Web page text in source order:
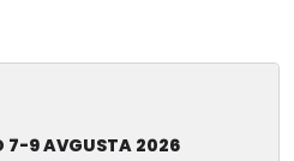
7-9 AVGUSTA 2026